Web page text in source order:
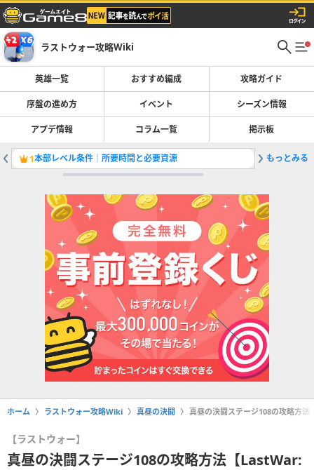
ラストウォー攻略Wiki
英雄一覧 おすすめ編成 攻略ガイド
序盤の進め方 イベント シーズン情報
アプデ情報 コラム一覧 掲示板
1本部レベル条件｜所要時間と必要資源 2
もっとみる
ホーム ラストウォー攻略Wiki 真昼の決闘 真昼の決闘ステージ108の攻略方
【ラストウォー】
真昼の決闘ステージ108の攻略方法【LastWar: